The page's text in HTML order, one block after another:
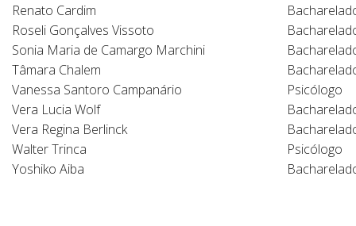
Renato Cardim
Roseli Gonçalves Vissoto
Sonia Maria de Camargo Marchini
Tâmara Chalem
Vanessa Santoro Campanário
Psicólogo
Vera Lucia Wolf
Vera Regina Berlinck
Walter Trinca
Psicólogo
Yoshiko Aiba